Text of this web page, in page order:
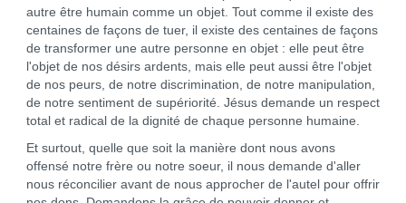
autre être humain comme un objet. Tout comme il existe des
centaines de façons de tuer, il existe des centaines de façons
de transformer une autre personne en objet : elle peut être
l'objet de nos désirs ardents, mais elle peut aussi être l'objet
de nos peurs, de notre discrimination, de notre manipulation,
de notre sentiment de supériorité. Jésus demande un respect
total et radical de la dignité de chaque personne humaine.
Et surtout, quelle que soit la manière dont nous avons
offensé notre frère ou notre soeur, il nous demande d'aller
nous réconcilier avant de nous approcher de l'autel pour offrir